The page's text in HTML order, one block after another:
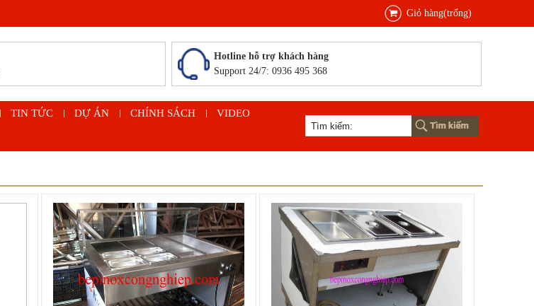
Giỏ hàng(trống)
Hotline hỗ trợ khách hàng
Support 24/7: 0936 495 368
TIN TỨC DỰ ÁN CHÍNH SÁCH VIDEO